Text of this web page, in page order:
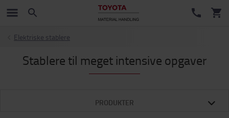
Elektriske stablere
Stablere til meget intensive opgaver
PRODUKTER